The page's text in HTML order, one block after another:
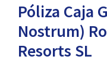
Póliza Caja
Nostrum)
Resorts SL